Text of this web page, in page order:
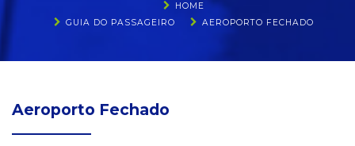
HOME
GUIA DO PASSAGEIRO
AEROPORTO FECHADO
Aeroporto Fechado